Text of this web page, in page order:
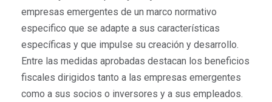
empresas emergentes de un marco normativo
especifico que se adapte a sus características
específicas y que impulse su creación y desarrollo.
Entre las medidas aprobadas destacan los beneficios
fiscales dirigidos tanto a las empresas emergentes
como a sus socios o inversores y a sus empleados.